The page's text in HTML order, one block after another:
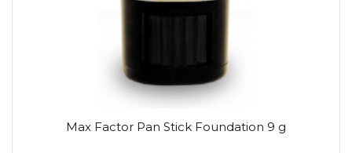
Max Factor Pan Stick Foundation 9 g